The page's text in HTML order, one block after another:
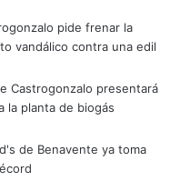
pide frenar la
vandálico contra una edil
Castrogonzalo presentará
la planta de biogás
de Benavente ya toma